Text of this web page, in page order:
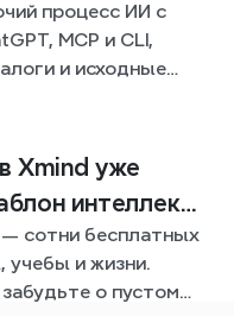
процесс ИИ с
MCP и CLI,
и исходные
Xmind уже
интеллект-
сотни бесплатных
учебы и жизни.
о пустом